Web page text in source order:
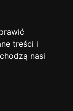
treści i
nasi